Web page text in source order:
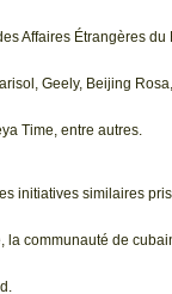
Affaires Étrangères
Geely, Beijing
Time, entre autres.
initiatives similaires
la communauté de